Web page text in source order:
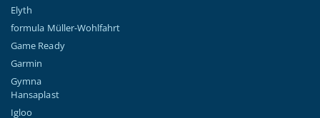
Elyth
formula Müller-Wohlfahrt
Game Ready
Garmin
Gymna
Hansaplast
Igloo